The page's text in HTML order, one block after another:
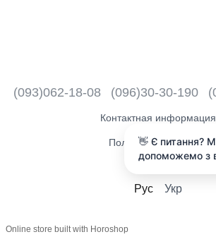
(093)062-18-08 (096)30-30-190
Контактная информация
Полная версия сайта
Рус Укр
Online store built with Horoshop
👋 Є питання?
допоможемо з